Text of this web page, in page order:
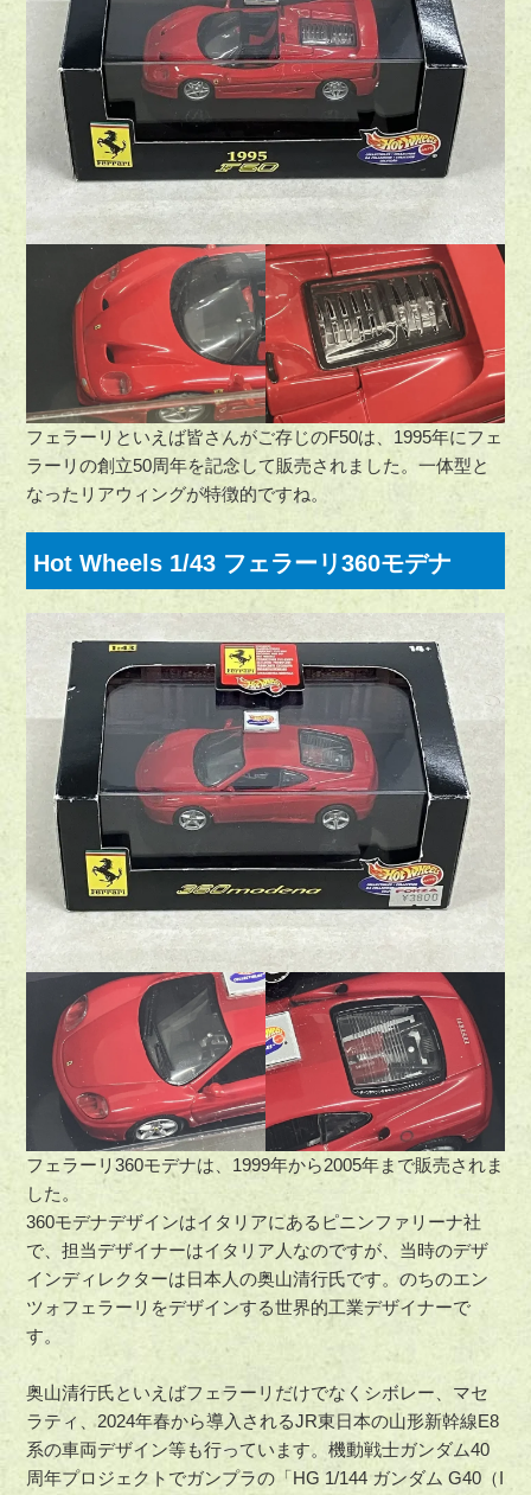
フェラーリといえば皆さんがご存じのF50は、1995年にフェ
ラーリの創立50周年を記念して販売されました。一体型と
なったリアウィングが特徴的ですね。
Hot Wheels 1/43 フェラーリ360モデナ
フェラーリ360モデナは、1999年から2005年まで販売されま
した。
360モデナデザインはイタリアにあるピニンファリーナ社
で、担当デザイナーはイタリア人なのですが、当時のデザ
インディレクターは日本人の奥山清行氏です。のちのエン
ツォフェラーリをデザインする世界的工業デザイナーで
す。
奥山清行氏といえばフェラーリだけでなくシボレー、マセ
ラティ、2024年春から導入されるJR東日本の山形新幹線E8
系の車両デザイン等も行っています。機動戦士ガンダム40
周年プロジェクトでガンプラの「HG 1/144 ガンダム G40（I